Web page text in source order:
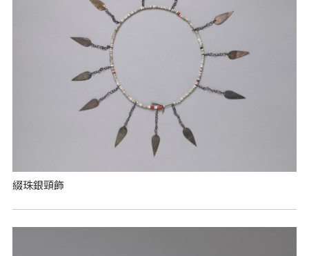
綴珠銀頸飾